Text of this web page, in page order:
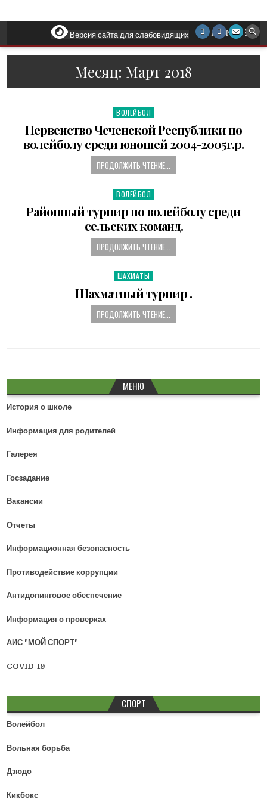
MENU
Версия сайта для слабовидящих
Месяц: Март 2018
P
s
t
e
d
n
ВОЛЕЙБОЛ
Первенство Чеченской Республики по
волейболу среди юношей 2004-2005г.р.
ПРОДОЛЖИТЬ ЧТЕНИЕ...
P
s
t
e
d
n
ВОЛЕЙБОЛ
Районный турнир по волейболу среди
сельских команд.
ПРОДОЛЖИТЬ ЧТЕНИЕ...
P
s
t
e
ШАХМАТЫ
Шахматный турнир .
ПРОДОЛЖИТЬ ЧТЕНИЕ...
МЕНЮ
История о школе
Информация для родителей
Галерея
Госзадание
Вакансии
Отчеты
Информационная безопасность
Противодействие коррупции
Антидопинговое обеспечение
Информация о проверках
АИС "МОЙ СПОРТ"
COVID-19
СПОРТ
Волейбол
Вольная борьба
Дзюдо
Кикбокс